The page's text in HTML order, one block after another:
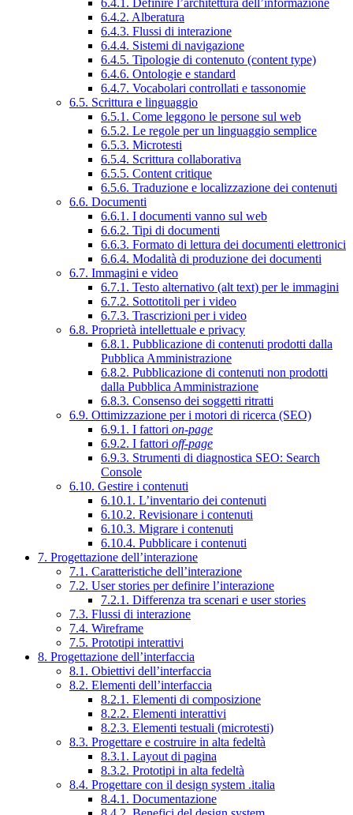
6.4.2. Alberatura
6.4.3. Flussi di interazione
6.4.4. Sistemi di navigazione
6.4.5. Tipologie di contenuto (content type)
6.4.6. Ontologie e standard
6.4.7. Vocabolari controllati e tassonomie
6.5. Scrittura e linguaggio
6.5.1. Come leggono le persone sul web
6.5.2. Le regole per un linguaggio semplice
6.5.3. Microtesti
6.5.4. Scrittura collaborativa
6.5.5. Content critique
6.5.6. Traduzione e localizzazione dei contenuti
6.6. Documenti
6.6.1. I documenti vanno sul web
6.6.2. Tipi di documenti
6.6.3. Formato di lettura dei documenti elettronici
6.6.4. Modalità di produzione dei documenti
6.7. Immagini e video
6.7.1. Testo alternativo (alt text) per le immagini
6.7.2. Sottotitoli per i video
6.7.3. Trascrizioni per i video
6.8. Proprietà intellettuale e privacy
6.8.1. Pubblicazione di contenuti prodotti dalla
Pubblica Amministrazione
6.8.2. Pubblicazione di contenuti non prodotti
dalla Pubblica Amministrazione
6.8.3. Consenso dei soggetti ritratti
6.9. Ottimizzazione per i motori di ricerca (SEO)
6.9.1. I fattori on-page
6.9.2. I fattori off-page
6.9.3. Strumenti di diagnostica SEO: Search
Console
6.10. Gestire i contenuti
6.10.1. L’inventario dei contenuti
6.10.2. Revisionare i contenuti
6.10.3. Migrare i contenuti
6.10.4. Pubblicare i contenuti
7. Progettazione dell’interazione
7.1. Caratteristiche dell’interazione
7.2. User stories per definire l’interazione
7.2.1. Differenza tra scenari e user stories
7.3. Flussi di interazione
7.4. Wireframe
7.5. Prototipi interattivi
8. Progettazione dell’interfaccia
8.1. Obiettivi dell’interfaccia
8.2. Elementi dell’interfaccia
8.2.1. Elementi di composizione
8.2.2. Elementi interattivi
8.2.3. Elementi testuali (microtesti)
8.3. Progettare e costruire in alta fedeltà
8.3.1. Layout di pagina
8.3.2. Prototipi in alta fedeltà
8.4. Progettare con il design system .italia
8.4.1. Documentazione